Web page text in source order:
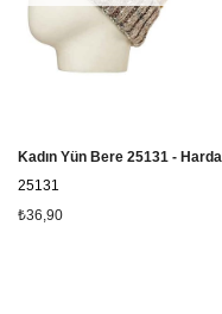
Kadın Yün Bere 25131 - Hardal
25131
₺36,90